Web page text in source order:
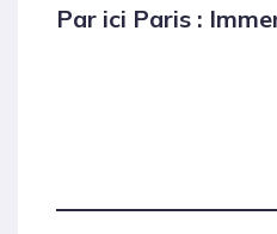
Par ici Paris :